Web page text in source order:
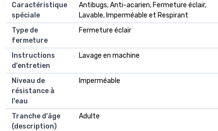
Caractéristique
spéciale
Antibugs, Anti-acarien, Fermeture éclair,
Lavable, Imperméable et Respirant
Type de
fermeture
Fermeture éclair
Instructions
d'entretien
Lavage en machine
Niveau de
résistance à
l'eau
Imperméable
Tranche d'âge
(description)
Adulte